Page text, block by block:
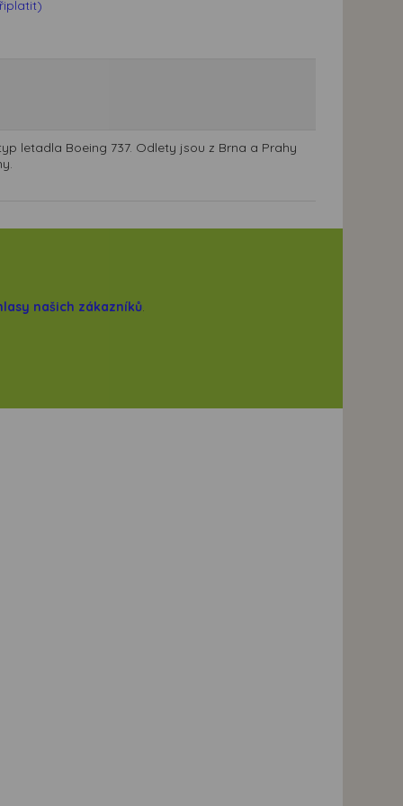
letadla Boeing 737. Odlety jsou z Brna a Prahy
našich zákazníků.